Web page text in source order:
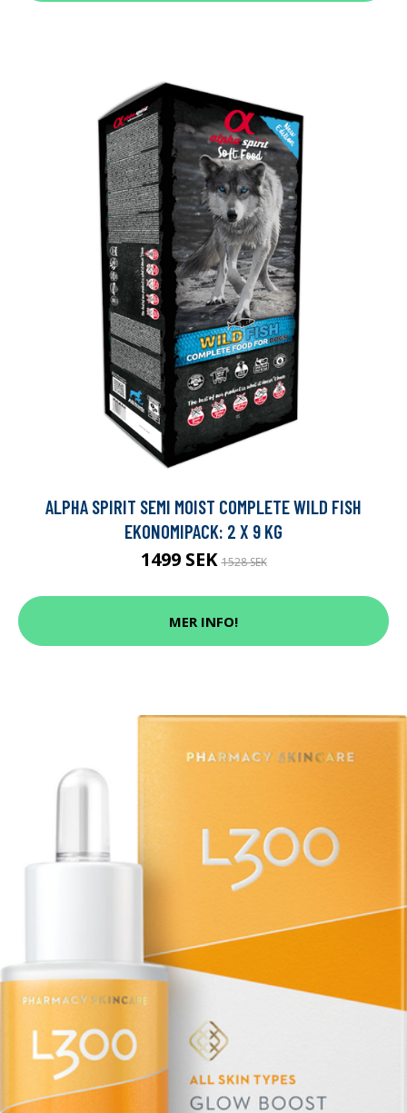
ALPHA SPIRIT SEMI MOIST COMPLETE WILD FISH
EKONOMIPACK: 2 X 9 KG
1499 SEK1528 SEK
MER INFO!